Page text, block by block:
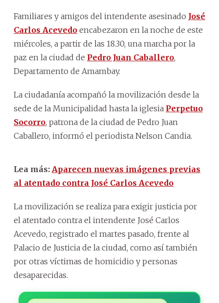
Familiares y amigos del intendente asesinado José
Carlos Acevedo encabezaron en la noche de este
miércoles, a partir de las 18.30, una marcha por la
paz en la ciudad de Pedro Juan Caballero,
Departamento de Amambay.
La ciudadanía acompañó la movilización desde la
sede de la Municipalidad hasta la iglesia Perpetuo
Socorro, patrona de la ciudad de Pedro Juan
Caballero, informó el periodista Nelson Candia.
Lea más: Aparecen nuevas imágenes previas
al atentado contra José Carlos Acevedo
La movilización se realiza para exigir justicia por
el atentado contra el intendente José Carlos
Acevedo, registrado el martes pasado, frente al
Palacio de Justicia de la ciudad, como así también
por otras víctimas de homicidio y personas
desaparecidas.